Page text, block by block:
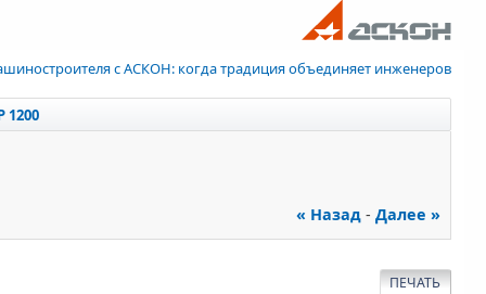
с АСКОН: когда традиция объединяет инженеров
1200
« Назад- Далее »
ПЕЧАТЬ